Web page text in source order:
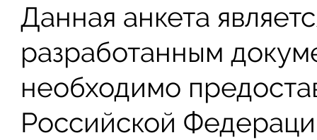
Данная анкета
разработанным
необходимо
Российской